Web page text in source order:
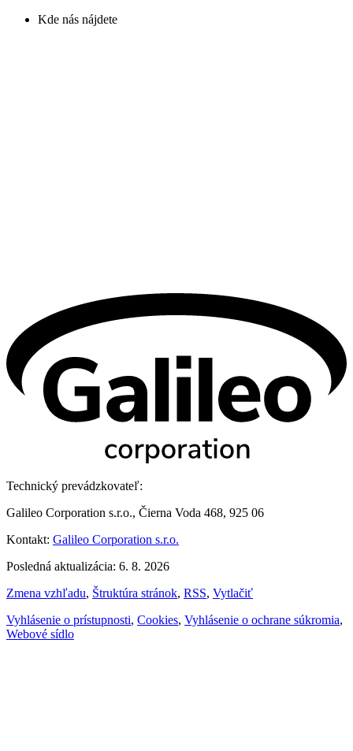
Kde nás nájdete
Technický prevádzkovateľ:
Galileo Corporation s.r.o., Čierna Voda 468, 925 06
Kontakt: Galileo Corporation s.r.o.
Posledná aktualizácia: 6. 8. 2026
Zmena vzhľadu, Štruktúra stránok, RSS, Vytlačiť
Vyhlásenie o prístupnosti, Cookies, Vyhlásenie o ochrane súkromia,
Webové sídlo